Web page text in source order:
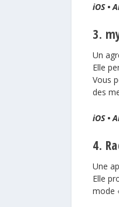
iOS•
3.
Un
Elle
Vous
des
iOS•
4.
Une
Elle
mode